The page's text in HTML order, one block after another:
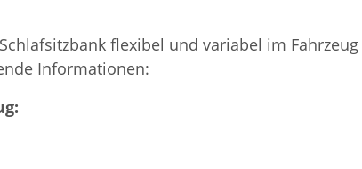
flexibel und variabel im
Informationen: